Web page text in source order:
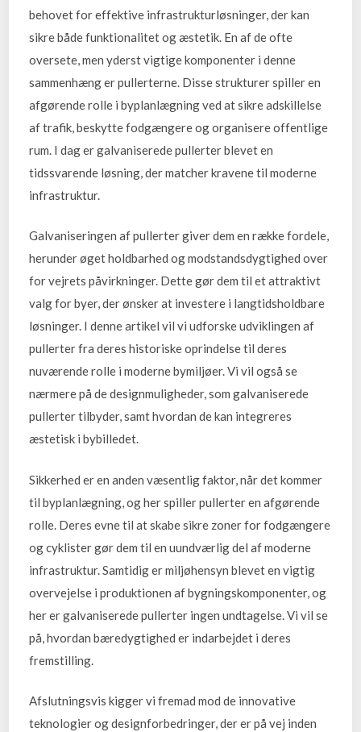
behovet for effektive infrastrukturløsninger, der kan
sikre både funktionalitet og æstetik. En af de ofte
oversete, men yderst vigtige komponenter i denne
sammenhæng er pullerterne. Disse strukturer spiller en
afgørende rolle i byplanlægning ved at sikre adskillelse
af trafik, beskytte fodgængere og organisere offentlige
rum. I dag er galvaniserede pullerter blevet en
tidssvarende løsning, der matcher kravene til moderne
infrastruktur.
Galvaniseringen af pullerter giver dem en række fordele,
herunder øget holdbarhed og modstandsdygtighed over
for vejrets påvirkninger. Dette gør dem til et attraktivt
valg for byer, der ønsker at investere i langtidsholdbare
løsninger. I denne artikel vil vi udforske udviklingen af
pullerter fra deres historiske oprindelse til deres
nuværende rolle i moderne bymiljøer. Vi vil også se
nærmere på de designmuligheder, som galvaniserede
pullerter tilbyder, samt hvordan de kan integreres
æstetisk i bybilledet.
Sikkerhed er en anden væsentlig faktor, når det kommer
til byplanlægning, og her spiller pullerter en afgørende
rolle. Deres evne til at skabe sikre zoner for fodgængere
og cyklister gør dem til en uundværlig del af moderne
infrastruktur. Samtidig er miljøhensyn blevet en vigtig
overvejelse i produktionen af bygningskomponenter, og
her er galvaniserede pullerter ingen undtagelse. Vi vil se
på, hvordan bæredygtighed er indarbejdet i deres
fremstilling.
Afslutningsvis kigger vi fremad mod de innovative
teknologier og designforbedringer, der er på vej inden